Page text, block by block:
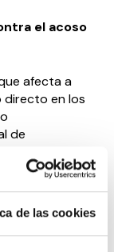
de las cookies
el acoso
afecta a
directo en los
de
toda la familia.
a
CEDDD
y sus